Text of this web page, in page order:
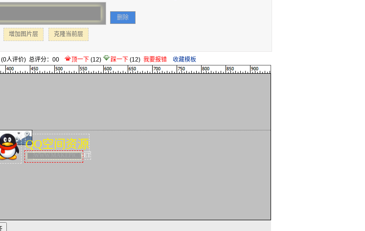
删除
增加图片层 克隆当前层
(0人评价) 总评分： 00 顶一下 (12) 踩一下 (12) 我要报错 收藏模板
QQ空间资源
WWW.MAKEPIC.NET